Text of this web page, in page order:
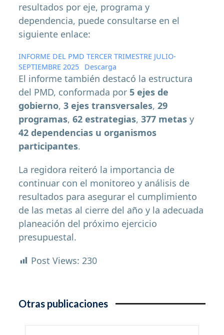
resultados por eje, programa y
dependencia, puede consultarse en el
siguiente enlace:
INFORME DEL PMD TERCER TRIMESTRE JULIO-
SEPTIEMBRE 2025
Descarga
El informe también destacó la estructura
del PMD, conformada por 5 ejes de
gobierno,3 ejes transversales,29
programas,62 estrategias,377 metas y
42 dependencias u organismos
participantes.
La regidora reiteró la importancia de
continuar con el monitoreo y análisis de
resultados para asegurar el cumplimiento
de las metas al cierre del año y la adecuada
planeación del próximo ejercicio
presupuestal.
Post Views: 230
Otras publicaciones